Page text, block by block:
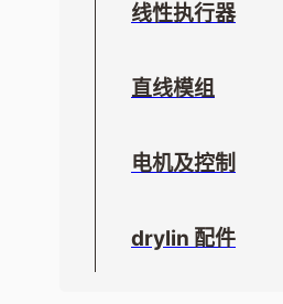
线性执行器
直线模组
电机及控制
drylin 配件